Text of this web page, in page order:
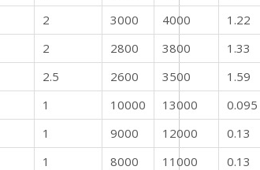
2 3000 4000
1.22
2 2800 3800
1.33
2.5 2600 3500
1.59
1 10000 13000
0.095
1 9000 12000
0.13
1 8000 11000
0.13